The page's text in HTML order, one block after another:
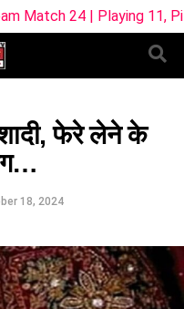
11, Pitch Report &
फेरे लेने के
18, 2024